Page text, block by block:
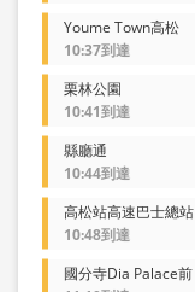
Youme Town高松
10:37到達
栗林公園
10:41到達
縣廳通
10:44到達
高松站高速巴士總站
10:48到達
國分寺Dia Palace前